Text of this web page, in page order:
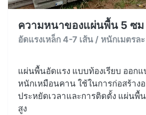
ความหนาของแผ่นพื้น 5 ซม
อัดแรงเหล็ก 4-7 เส้น / หนักเมตรล
แผ่นพื้นอัดแรง แบบท้องเรียบ ออก
หนักเหมือนคาน ใช้ในการก่อสร้าง
ประหยัดเวลาและการติดตั้ง แผ่นพื้
สูง